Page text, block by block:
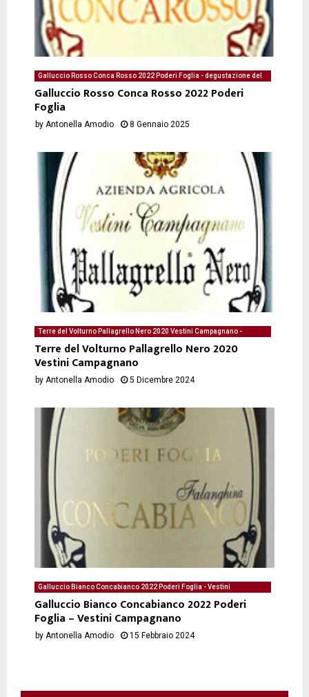
Galluccio Rosso Conca Rosso 2022 Poderi Foglia - degustazione del
Galluccio Rosso Conca Rosso 2022 Poderi
Foglia
by Antonella Amodio 8 Gennaio 2025
Terre del Volturno Pallagrello Nero 2020 Vestini Campagnano -
Terre del Volturno Pallagrello Nero 2020
Vestini Campagnano
by Antonella Amodio 5 Dicembre 2024
Galluccio Bianco Concabianco 2022 Poderi Foglia - Vestini
Galluccio Bianco Concabianco 2022 Poderi
Foglia – Vestini Campagnano
by Antonella Amodio 15 Febbraio 2024